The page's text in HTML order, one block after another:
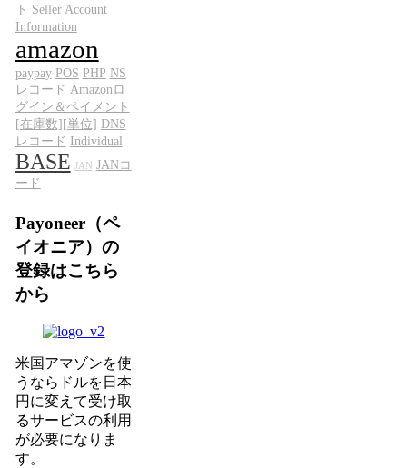
ト Seller Account
Information
amazon
paypay POS PHP NS
レコード Amazonロ
グイン＆ペイメント
[在庫数][単位] DNS
レコード Individual
BASE JAN JANコ
ード
Payoneer（ペ
イオニア）の
登録はこちら
から
米国アマゾンを使
うならドルを日本
円に変えて受け取
るサービスの利用
が必要になりま
す。